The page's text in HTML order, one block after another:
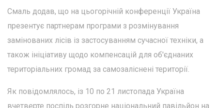
Смаль додав, що на цьогорічній конференції Україна
презентує партнерам програми з розмінування
замінованих лісів із застосуванням сучасної техніки, а
також ініціативу щодо компенсацій для об'єднаних
територіальних громад за самозаліснені території.
Як повідомлялось, із 10 по 21 листопада Україна
вчетверте поспіль розгорне національний павільйон на